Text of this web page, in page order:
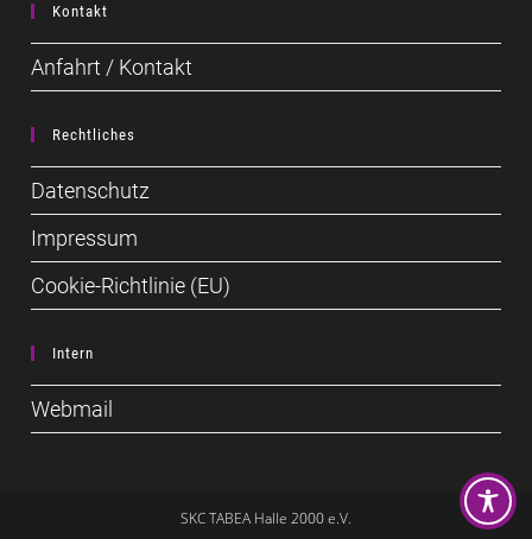
Kontakt
Anfahrt / Kontakt
Rechtliches
Datenschutz
Impressum
Cookie-Richtlinie (EU)
Intern
Webmail
SKC TABEA Halle 2000 e.V.